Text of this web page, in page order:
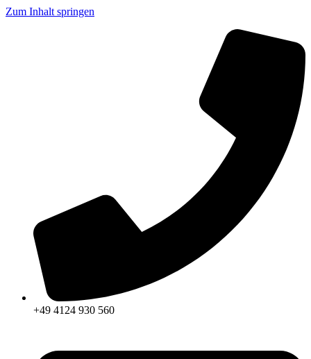
Zum Inhalt springen
+49 4124 930 560